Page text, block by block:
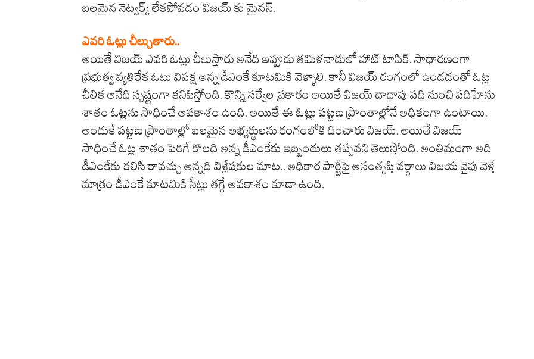
బలమైన నెట్వర్క్ లేకపోవడం విజయ్ కు మైనస్.
ఎవరి ఓట్లు చీల్చుతారు..
అయితే విజయ్ ఎవరి ఓట్లు చీలుస్తారు అనేది ఇప్పుడు తమిళనాడులో హాట్ టాపిక్. సాధారణంగా
ప్రభుత్వ వ్యతిరేక ఓటు విపక్ష అన్న డీఎంకే కూటమికి వెళ్ళాలి. కానీ విజయ్ రంగంలో ఉండడంతో ఓట్ల
చీలిక అనేది స్పష్టంగా కనిపిస్తోంది. కొన్ని సర్వేల ప్రకారం అయితే విజయ్ దాదాపు పది నుంచి పదిహేను
శాతం ఓట్లను సాధించే అవకాశం ఉంది. అయితే ఈ ఓట్లు పట్టణ ప్రాంతాల్లోనే అధికంగా ఉంటాయి.
అందుకే పట్టణ ప్రాంతాల్లో బలమైన అభ్యర్థులను రంగంలోకి దించారు విజయ్. అయితే విజయ్
సాధించే ఓట్ల శాతం పెరిగే కొలది అన్న డీఎంకేకు ఇబ్బందులు తప్పవని తెలుస్తోంది. అంతిమంగా అది
డీఎంకేకు కలిసి రావచ్చు అన్నది విశ్లేషకుల మాట.. అధికార పార్టీపై అసంతృప్తి వర్గాలు విజయ వైపు వెళ్తే
మాత్రం డీఎంకే కూటమికి సీట్లు తగ్గే అవకాశం కూడా ఉంది.